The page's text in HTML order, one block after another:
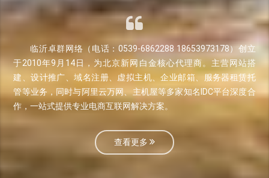
临沂卓群网络（电话：0539-6862288 18653973178）创立
于2010年9月14日，为北京新网白金核心代理商。主营网站搭
建、设计推广、域名注册、虚拟主机、企业邮箱、服务器租赁托
管等业务，同时与阿里云万网、主机屋等多家知名IDC平台深度合
作，一站式提供专业电商互联网解决方案。
查看更多